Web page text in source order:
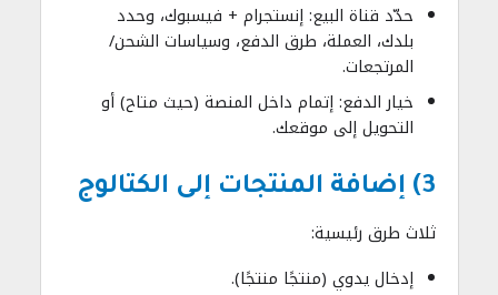
حدّد قناة البيع: إنستجرام + فيسبوك، وحدد
بلدك، العملة، طرق الدفع، وسياسات الشحن/
المرتجعات.
خيار الدفع: إتمام داخل المنصة (حيث متاح) أو
التحويل إلى موقعك.
3) إضافة المنتجات إلى الكتالوج
ثلاث طرق رئيسية:
إدخال يدوي (منتجًا منتجًا).